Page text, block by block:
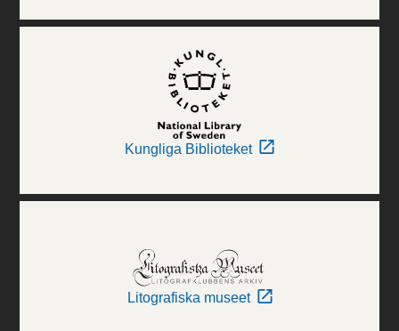
Kungliga Biblioteket
Litografiska museet